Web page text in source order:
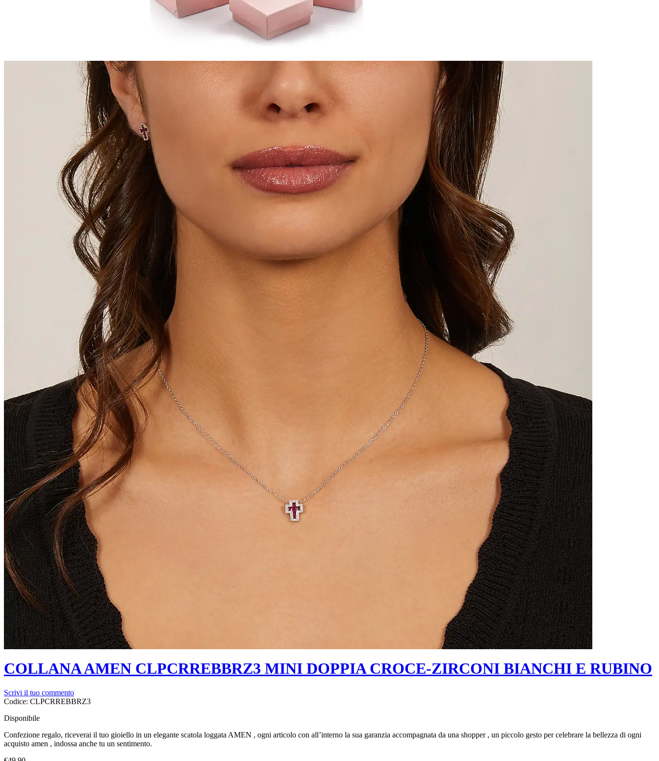
COLLANA AMEN CLPCRREBBRZ3 MINI DOPPIA CROCE-ZIRCONI BIANCHI E RUBINO
Scrivi il tuo commento
Codice: CLPCRREBBRZ3
Disponibile
Confezione regalo, riceverai il tuo gioiello in un elegante scatola loggata AMEN , ogni articolo con all’interno la sua garanzia accompagnata da una shopper , un piccolo gesto per celebrare la bellezza di ogni
acquisto amen , indossa anche tu un sentimento.